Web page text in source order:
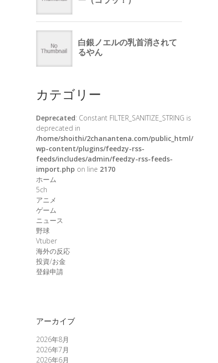
カテゴリー
Deprecated: Constant FILTER_SANITIZE_STRING is
deprecated in
/home/shoithi/2chanantena.com/public_html/
wp-content/plugins/feedzy-rss-
feeds/includes/admin/feedzy-rss-feeds-
import.php on line 2170
ホーム
5ch
アニメ
ゲーム
ニュース
野球
Vtuber
海外の反応
投資/お金
登録申請
アーカイブ
2026年8月
2026年7月
2026年6月